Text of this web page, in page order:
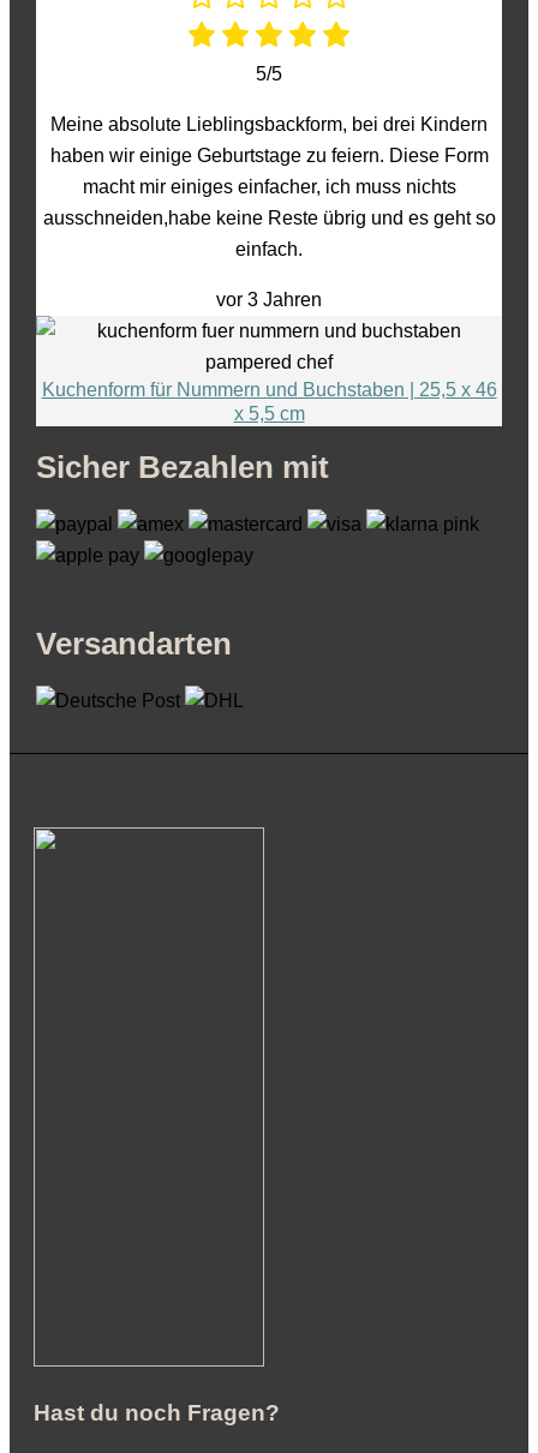
5/5
Meine absolute Lieblingsbackform, bei drei Kindern
haben wir einige Geburtstage zu feiern. Diese Form
macht mir einiges einfacher, ich muss nichts
ausschneiden,habe keine Reste übrig und es geht so
einfach.
vor 3 Jahren
Kuchenform für Nummern und Buchstaben | 25,5 x 46
x 5,5 cm
Sicher Bezahlen mit
Versandarten
Hast du noch Fragen?